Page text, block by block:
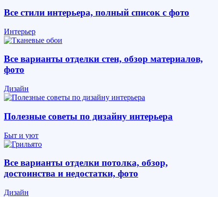
Все стили интерьера, полный список с фото
Интерьер
Все варианты отделки стен, обзор материалов,
фото
Дизайн
Полезные советы по дизайну интерьера
Быт и уют
Все варианты отделки потолка, обзор,
достоинства и недостатки, фото
Дизайн